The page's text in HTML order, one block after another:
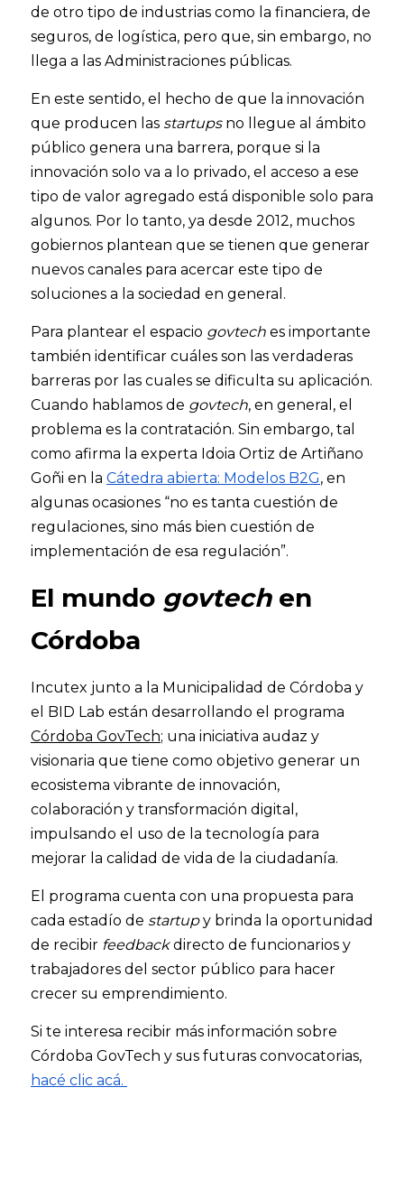
de otro tipo de industrias como la financiera, de
seguros, de logística, pero que, sin embargo, no
llega a las Administraciones públicas.
En este sentido, el hecho de que la innovación
que producen las startups no llegue al ámbito
público genera una barrera, porque si la
innovación solo va a lo privado, el acceso a ese
tipo de valor agregado está disponible solo para
algunos. Por lo tanto, ya desde 2012, muchos
gobiernos plantean que se tienen que generar
nuevos canales para acercar este tipo de
soluciones a la sociedad en general.
Para plantear el espacio govtech es importante
también identificar cuáles son las verdaderas
barreras por las cuales se dificulta su aplicación.
Cuando hablamos de govtech, en general, el
problema es la contratación. Sin embargo, tal
como afirma la experta Idoia Ortiz de Artiñano
Goñi en la Cátedra abierta: Modelos B2G, en
algunas ocasiones “no es tanta cuestión de
regulaciones, sino más bien cuestión de
implementación de esa regulación”.
El mundo govtech en
Córdoba
Incutex junto a la Municipalidad de Córdoba y
Córdoba GovTech; una iniciativa audaz y
visionaria que tiene como objetivo generar un
ecosistema vibrante de innovación,
colaboración y transformación digital,
impulsando el uso de la tecnología para
mejorar la calidad de vida de la ciudadanía.
El programa cuenta con una propuesta para
cada estadío de startup y brinda la oportunidad
de recibir feedback directo de funcionarios y
trabajadores del sector público para hacer
crecer su emprendimiento.
Si te interesa recibir más información sobre
hacé clic acá.